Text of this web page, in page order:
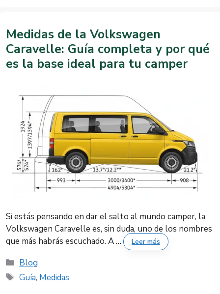
Medidas de la Volkswagen
Caravelle: Guía completa y por qué
es la base ideal para tu camper
Si estás pensando en dar el salto al mundo camper, la
Volkswagen Caravelle es, sin duda, uno de los nombres
que más habrás escuchado. A …
Leer más
Categorías
Blog
Etiquetas
Guía, Medidas